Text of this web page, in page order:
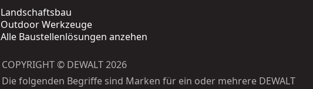
Landschaftsbau
Outdoor Werkzeuge
Alle Baustellenlösungen anzehen
COPYRIGHT © DEWALT 2026
Die folgenden Begriffe sind Marken für ein oder mehrere DEWALT